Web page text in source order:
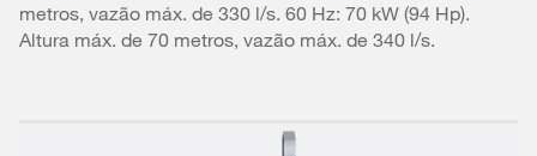
metros, vazão máx. de 330 l/s. 60 Hz: 70 kW (94 Hp).
Altura máx. de 70 metros, vazão máx. de 340 l/s.